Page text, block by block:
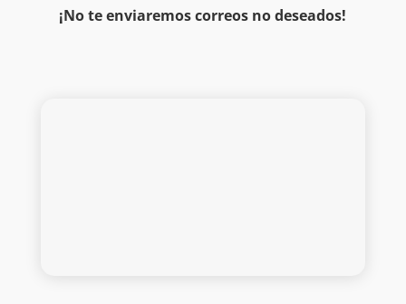
¡No te enviaremos correos no deseados!